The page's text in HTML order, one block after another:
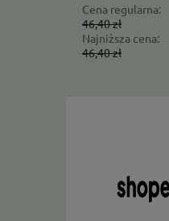
Cena regularna:
46,40 zł
Najniższa cena:
46,40 zł